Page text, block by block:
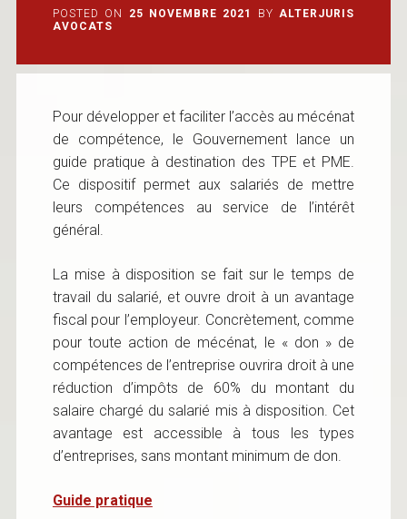
POSTED ON 25 NOVEMBRE 2021 BY ALTERJURIS
AVOCATS
Pour développer et faciliter l’accès au mécénat
de compétence, le Gouvernement lance un
guide pratique à destination des TPE et PME.
Ce dispositif permet aux salariés de mettre
leurs compétences au service de l’intérêt
général.
La mise à disposition se fait sur le temps de
travail du salarié, et ouvre droit à un avantage
fiscal pour l’employeur. Concrètement, comme
pour toute action de mécénat, le « don » de
compétences de l’entreprise ouvrira droit à une
réduction d’impôts de 60% du montant du
salaire chargé du salarié mis à disposition. Cet
avantage est accessible à tous les types
d’entreprises, sans montant minimum de don.
Guide pratique